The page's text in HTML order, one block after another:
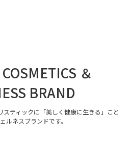
＆
BRAND
ティックに「美しく健康に生きる」こと
ルネスブランドです。